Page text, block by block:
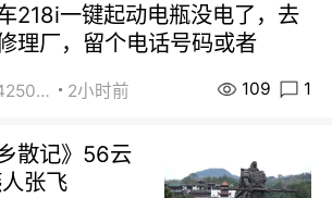
218i一键起动电瓶没电了，去
理厂，留个电话号码或者
街友64250024 2小时前 109 1
散记》56云
张飞